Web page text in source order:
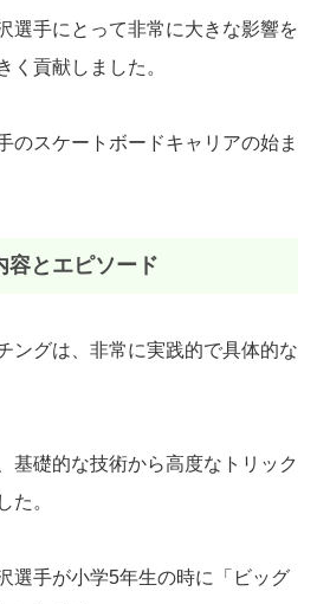
選手にとって非常に大きな影響を
く貢献しました。
のスケートボードキャリアの始ま
とエピソード
ングは、非常に実践的で具体的な
基礎的な技術から高度なトリック
た。
選手が小学5年生の時に「ビッグ